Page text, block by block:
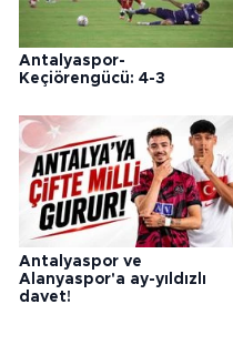
Antalyaspor-
Keçiörengücü: 4-3
Antalyaspor ve
Alanyaspor'a ay-yıldızlı
davet!